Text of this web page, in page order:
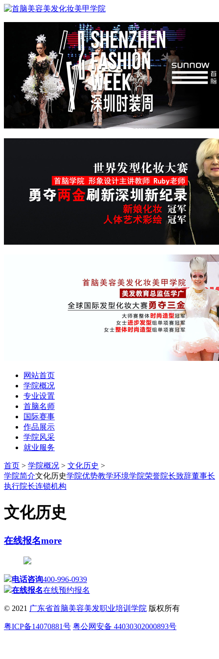
网站首页
学院概况
专业设置
首脑名师
国际赛事
作品展示
学院风采
就业服务
首页 > 学院概况 > 文化历史 >
学院简介文化历史学院优势教学环境学院荣誉院长致辞董事长
执行院长连锁机构
文化历史
在线报名more
电话咨询400-996-0939
在线报名在线预约报名
© 2021 广东省首脑美容美发职业培训学院 版权所有
粤ICP备14070881号 粤公网安备 44030302000893号